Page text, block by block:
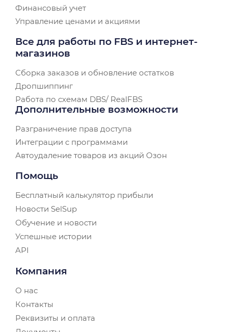
Финансовый учет
Управление ценами и акциями
Все для работы по FBS и интернет-
магазинов
Сборка заказов и обновление остатков
Дропшиппинг
Работа по схемам DBS/ RealFBS
Дополнительные возможности
Разграничение прав доступа
Интеграции с программами
Автоудаление товаров из акций Озон
Помощь
Бесплатный калькулятор прибыли
Новости SelSup
Обучение и новости
Успешные истории
API
Компания
О нас
Контакты
Реквизиты и оплата